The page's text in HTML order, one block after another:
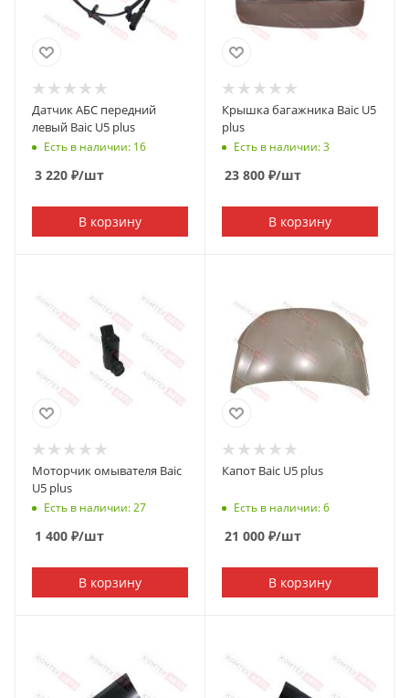
Датчик АБС передний
левый Baic U5 plus
Есть в наличии: 16
3 220 ₽/шт
В корзину
Крышка багажника Baic U5
plus
Есть в наличии: 3
23 800 ₽/шт
В корзину
Моторчик омывателя Baic
U5 plus
Есть в наличии: 27
1 400 ₽/шт
В корзину
Капот Baic U5 plus
Есть в наличии: 6
21 000 ₽/шт
В корзину